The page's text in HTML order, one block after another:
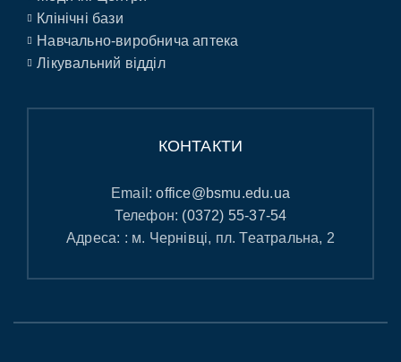
Клінічні бази
Навчально-виробнича аптека
Лікувальний відділ
КОНТАКТИ
Email:office@bsmu.edu.ua
Телефон: (0372) 55-37-54
Адреса: : м. Чернівці, пл. Театральна, 2